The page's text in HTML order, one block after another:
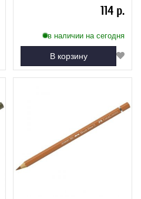
114 р.
в наличии на сегодня
В корзину